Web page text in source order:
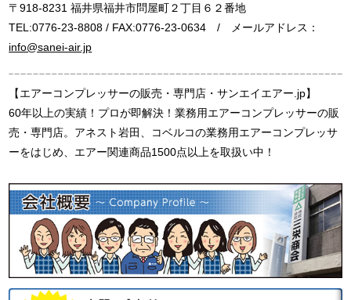
〒918-8231 福井県福井市問屋町２丁目６２番地
TEL:0776-23-8808 / FAX:0776-23-0634 / メールアドレス：
info@sanei-air.jp
【エアーコンプレッサーの販売・専門店・サンエイエアー.jp】
60年以上の実績！プロが即解決！業務用エアーコンプレッサーの販
売・専門店。アネスト岩田、コベルコの業務用エアーコンプレッサ
ーをはじめ、エアー関連商品1500点以上を取扱い中！